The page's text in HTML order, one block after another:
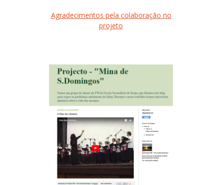
Agradecimentos pela colaboração no
projeto